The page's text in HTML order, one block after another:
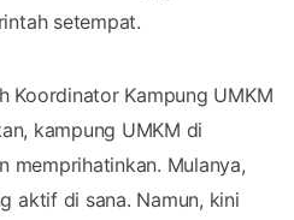
setempat.
Koordinator Kampung UMKM
kampung UMKM di
memprihatinkan. Mulanya,
aktif di sana. Namun, kini